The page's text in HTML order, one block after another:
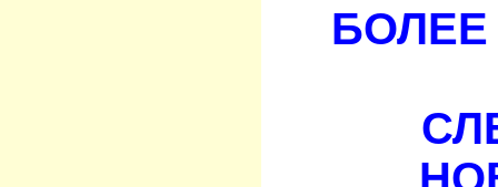
БОЛЕЕ